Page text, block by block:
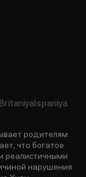
Ispaniya
родителям
что богатое
реалистичными
нарушения